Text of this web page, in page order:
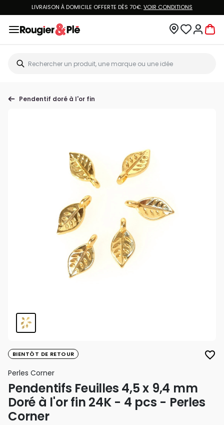
LIVRAISON À DOMICILE OFFERTE DÈS 70€.VOIR CONDITIONS
Pendentif doré à l'or fin
BIENTÔT DE RETOUR favorite_border
Perles Corner
Pendentifs Feuilles 4,5 x 9,4 mm
Doré à l'or fin 24K - 4 pcs - Perles
Corner